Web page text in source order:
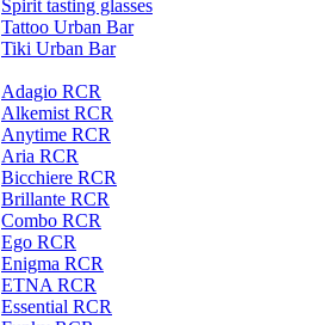
Spirit tasting glasses
Tattoo Urban Bar
Tiki Urban Bar
Adagio RCR
Alkemist RCR
Anytime RCR
Aria RCR
Bicchiere RCR
Brillante RCR
Combo RCR
Ego RCR
Enigma RCR
ETNA RCR
Essential RCR